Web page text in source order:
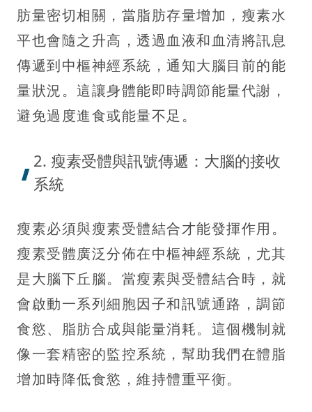
肪量密切相關，當脂肪存量增加，瘦素水
平也會隨之升高，透過血液和血清將訊息
傳遞到中樞神經系統，通知大腦目前的能
量狀況。這讓身體能即時調節能量代謝，
避免過度進食或能量不足。
2. 瘦素受體與訊號傳遞：大腦的接收
系統
瘦素必須與瘦素受體結合才能發揮作用。
瘦素受體廣泛分佈在中樞神經系統，尤其
是大腦下丘腦。當瘦素與受體結合時，就
會啟動一系列細胞因子和訊號通路，調節
食慾、脂肪合成與能量消耗。這個機制就
像一套精密的監控系統，幫助我們在體脂
增加時降低食慾，維持體重平衡。